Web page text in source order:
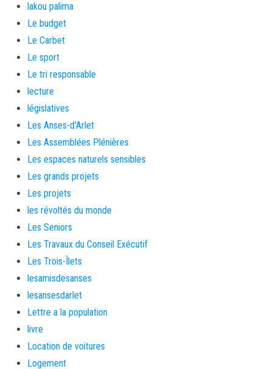
lakou palima
Le budget
Le Carbet
Le sport
Le tri responsable
lecture
législatives
Les Anses-d'Arlet
Les Assemblées Plénières
Les espaces naturels sensibles
Les grands projets
Les projets
les révoltés du monde
Les Seniors
Les Travaux du Conseil Exécutif
Les Trois-Îlets
lesamisdesanses
lesansesdarlet
Lettre a la population
livre
Location de voitures
Logement